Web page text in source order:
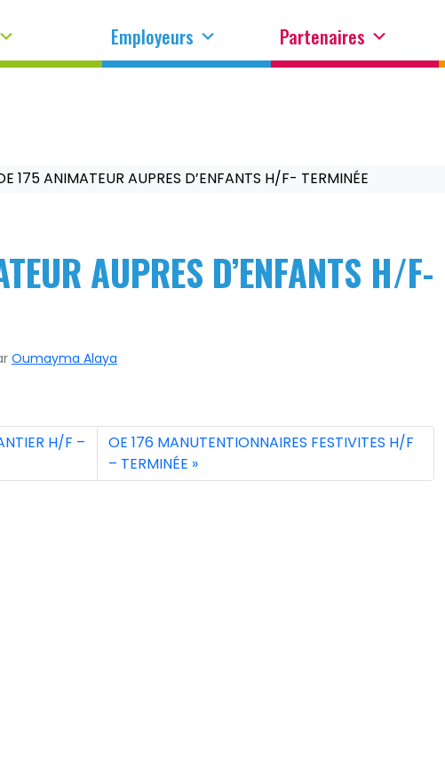
Employeurs Partenaires
175 ANIMATEUR AUPRES D’ENFANTS H/F- TERMINÉE
AUPRES D’ENFANTS H/F-
Oumayma Alaya
H/F –
OE 176 MANUTENTIONNAIRES FESTIVITES H/F
– TERMINÉE